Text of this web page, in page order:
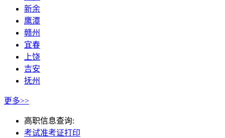
新余
鹰潭
赣州
宜春
上饶
吉安
抚州
更多>>
高职信息查询:
考试准考证打印